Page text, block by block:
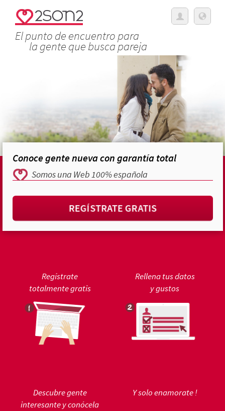
El punto de encuentro para
la gente que busca pareja
Conoce gente nueva con garantía total
Somos una Web 100% española
REGÍSTRATE GRATIS
Regístrate
totalmente gratis
Rellena tus datos
y gustos
Descubre gente
interesante y conócela
Y solo enamorate !